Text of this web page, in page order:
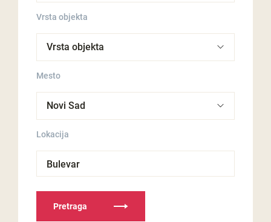
Vrsta objekta
Mesto
Lokacija
Bulevar
Pretraga